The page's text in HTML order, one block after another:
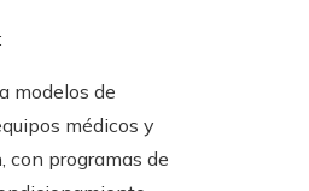
modelos de
médicos y
con programas de